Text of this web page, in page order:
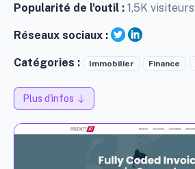
Popularité de l'outil : 1,5K
Réseaux sociaux :
Catégories : Immobilier Finance
Plus d'infos